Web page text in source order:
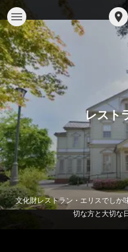
レスト
文化財レストラン・エリスでし
切な方と大切な